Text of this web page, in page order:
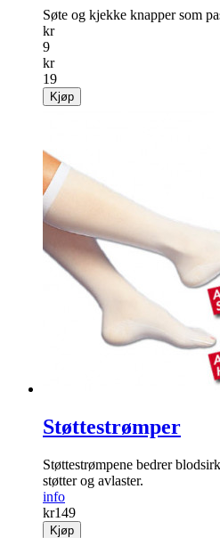
Søte og kjekke knapper som
kr
9
kr
19
Kjøp
Støttestrømper
Støttestrømpene bedrer
støtter og avlaster.
info
kr149
Kjøp